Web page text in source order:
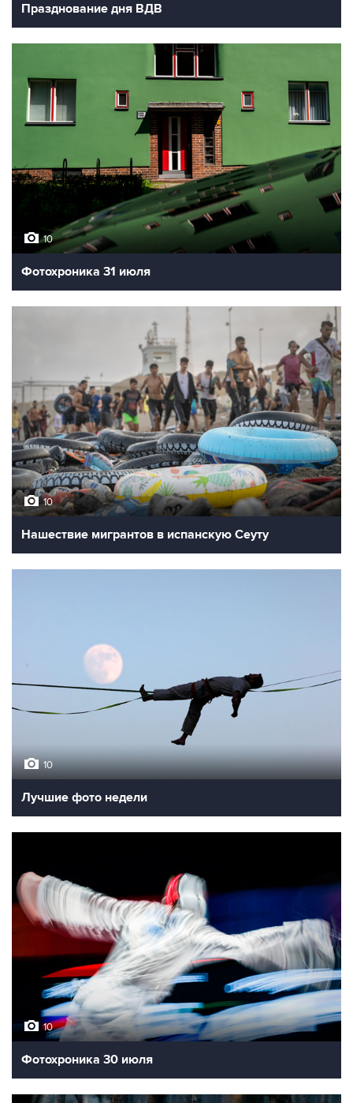
Празднование дня ВДВ
10
Фотохроника 31 июля
10
Нашествие мигрантов в испанскую Сеуту
10
Лучшие фото недели
10
Фотохроника 30 июля